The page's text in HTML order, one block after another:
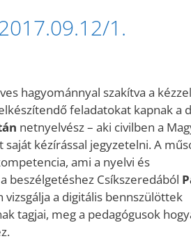
1.
hagyománnyal szakítva a
feladatokat kapnak a
netnyelvész – aki civilben a
kézírással jegyzetelni. A
ami a nyelvi és
beszélgetéshez Csíkszeredából
a digitális bennszülöttek
tagjai, meg a pedagógusok